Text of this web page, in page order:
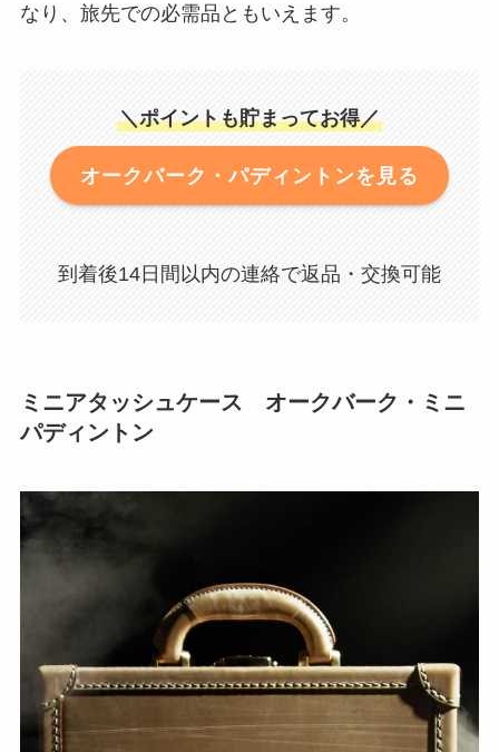
なり、旅先での必需品ともいえます。
＼ポイントも貯まってお得／
オークバーク・パディントンを見る
到着後14日間以内の連絡で返品・交換可能
ミニアタッシュケース オークバーク・ミニ
パディントン